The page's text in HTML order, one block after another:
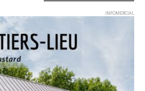
INFOMERCIAL